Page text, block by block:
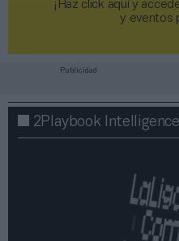
¡Haz click aquí y
y eventos
Publicidad
2Playbook